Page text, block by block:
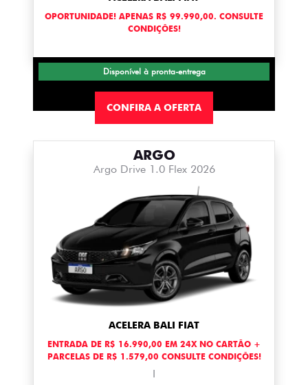
OPORTUNIDADE! APENAS R$ 99.990,00. CONSULTE
CONDIÇÕES!
Disponível à pronta-entrega
CONFIRA A OFERTA
ARGO
Argo Drive 1.0 Flex 2026
ACELERA BALI FIAT
ENTRADA DE R$ 16.990,00 EM 24X NO CARTÃO +
PARCELAS DE R$ 1.579,00 CONSULTE CONDIÇÕES!
I